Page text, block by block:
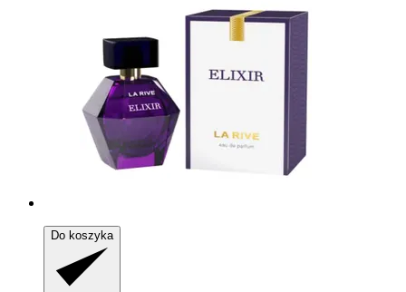
Do koszyka